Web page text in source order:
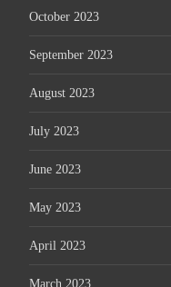
October 2023
September 2023
August 2023
July 2023
June 2023
May 2023
April 2023
March 2023